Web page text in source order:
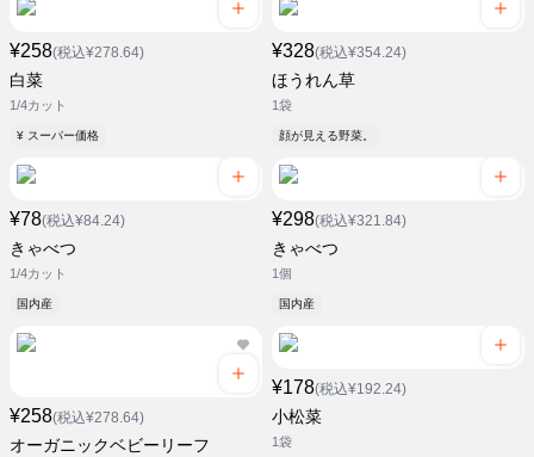
¥258(税込¥278.64)
白菜
1/4カット
¥ スーパー価格
¥328(税込¥354.24)
ほうれん草
1袋
顔が見える野菜。
¥78(税込¥84.24)
きゃべつ
1/4カット
国内産
¥298(税込¥321.84)
きゃべつ
1個
国内産
¥258(税込¥278.64)
オーガニックベビーリーフ
¥178(税込¥192.24)
小松菜
1袋